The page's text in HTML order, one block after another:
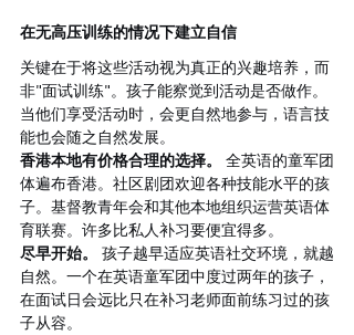
在无高压训练的情况下建立自信
关键在于将这些活动视为真正的兴趣培养，而
非"面试训练"。孩子能察觉到活动是否做作。
当他们享受活动时，会更自然地参与，语言技
能也会随之自然发展。
香港本地有价格合理的选择。
全英语的童军团
体遍布香港。社区剧团欢迎各种技能水平的孩
子。基督教青年会和其他本地组织运营英语体
育联赛。许多比私人补习要便宜得多。
尽早开始。
孩子越早适应英语社交环境，就越
自然。一个在英语童军团中度过两年的孩子，
在面试日会远比只在补习老师面前练习过的孩
子从容。